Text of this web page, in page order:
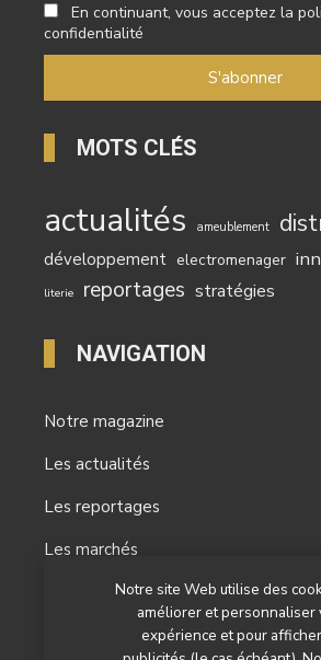
Notre site Web utilise des
améliorer et personnaliser
expérience et pour
En continuant, vous acceptez la
confidentialité
MOTS CLÉS
actualités ameublement
développement electromenager
literie reportages stratégies
NAVIGATION
Notre magazine
Les actualités
Les reportages
Les marchés